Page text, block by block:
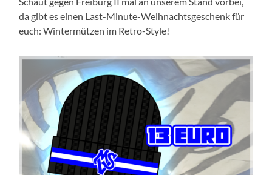
da gibt es einen Last-Minute-Weihnachtsgeschenk für
euch: Wintermützen im Retro-Style!